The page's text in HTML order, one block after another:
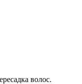
волос.